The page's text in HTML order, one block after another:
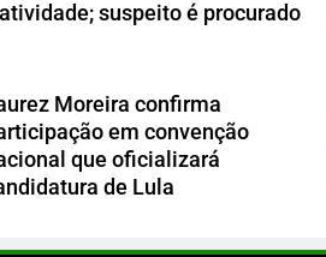
suspeito é procurado
Moreira confirma
em convenção
que oficializará
de Lula